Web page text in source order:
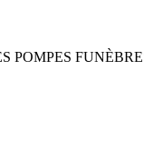
POMPES